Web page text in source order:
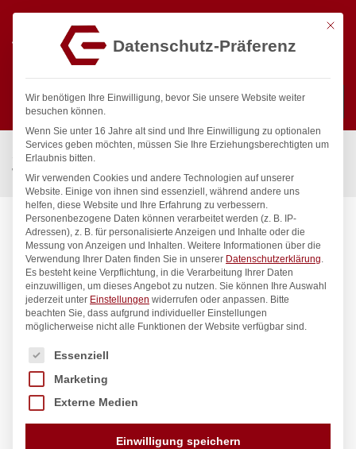
Suchen
Start / Gastronomiebedarf & Gastro Geräte für Profis
Wassertechnik
Wandventil clamix Wandventil 1/2″
Mit
Datenschutz-Präferenz
Wir benötigen Ihre Einwilligung, bevor Sie unsere Website weiter
besuchen können.
Wenn Sie unter 16 Jahre alt sind und Ihre Einwilligung zu optionalen
Services geben möchten, müssen Sie Ihre Erziehungsberechtigten um
Erlaubnis bitten.
Wir verwenden Cookies und andere Technologien auf unserer
Website. Einige von ihnen sind essenziell, während andere uns
helfen, diese Website und Ihre Erfahrung zu verbessern.
Personenbezogene Daten können verarbeitet werden (z. B. IP-
Adressen), z. B. für personalisierte Anzeigen und Inhalte oder die
Messung von Anzeigen und Inhalten. Weitere Informationen über die
Verwendung Ihrer Daten finden Sie in unserer Datenschutzerklärung.
Es besteht keine Verpflichtung, in die Verarbeitung Ihrer Daten
einzuwilligen, um dieses Angebot zu nutzen. Sie können Ihre Auswahl
jederzeit unter Einstellungen widerrufen oder anpassen. Bitte
beachten Sie, dass aufgrund individueller Einstellungen
möglicherweise nicht alle Funktionen der Website verfügbar sind.
Es folgt eine Liste der Service-Gruppen, für die eine
Essenziell
Marketing
Externe Medien
Einwilligung speichern